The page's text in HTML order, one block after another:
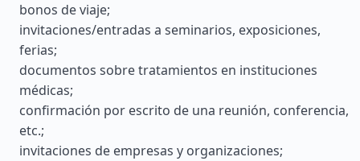
bonos de viaje;
invitaciones/entradas a seminarios, exposiciones,
ferias;
documentos sobre tratamientos en instituciones
médicas;
confirmación por escrito de una reunión, conferencia,
etc.;
invitaciones de empresas y organizaciones;